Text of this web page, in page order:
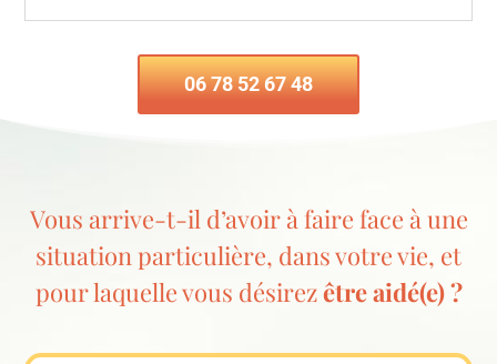
06 78 52 67 48
Vous arrive-t-il d’avoir à faire face à une
situation particulière, dans votre vie, et
pour laquelle vous désirezêtre aidé(e) ?